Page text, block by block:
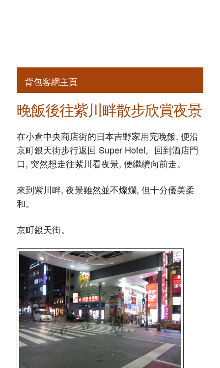
背包客網主頁
晚飯後往紫川畔散步欣賞夜景
在小倉中央商店街的日本吉野家用完晚飯, 便沿
京町銀天街步行返回 Super Hotel。回到酒店門
口, 突然想走往紫川看夜景, 便繼續向前走。
來到紫川畔, 夜景雖然並不燦爛, 但十分優美柔
和。
京町銀天街。